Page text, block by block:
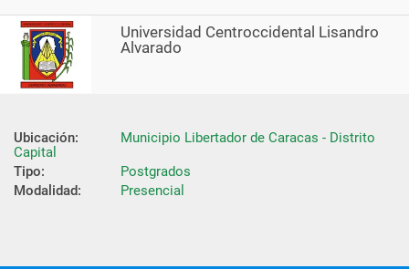
Universidad Centroccidental Lisandro
Alvarado
Ubicación:
Municipio Libertador de Caracas - Distrito
Capital
Tipo:
Postgrados
Modalidad:
Presencial